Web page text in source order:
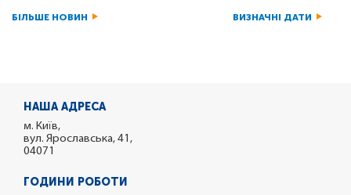
БІЛЬШЕ НОВИН ВИЗНАЧНІ ДАТИ
НАША АДРЕСА
м. Київ,
вул. Ярославська, 41,
04071
ГОДИНИ РОБОТИ